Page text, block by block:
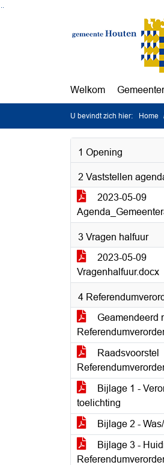
Welkom
U bevindt zich hier: Home
1 Opening
2 Vaststellen
2023-05-09
3 Vragen halfuur
2023-05-09
Vragenhalfuur.docx
4
Geamendeerd
Raadsvoorstel
Bijlage 1 -
toelichting
Bijlage 2 -
Bijlage 3 -